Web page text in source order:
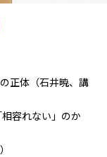
正体（石井暁、講
容れない」のか